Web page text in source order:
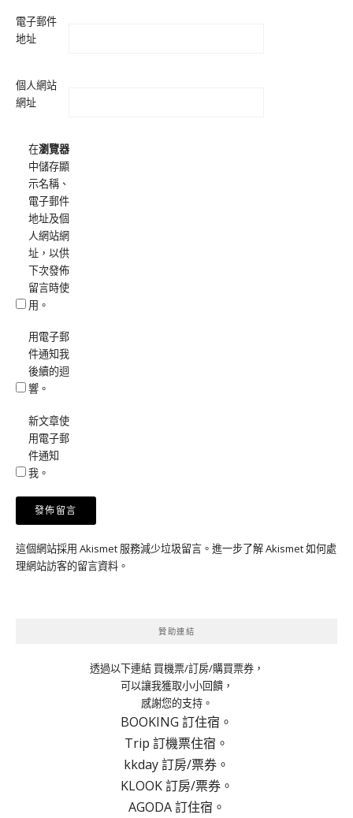
電子郵件
地址
個人網站
網址
在瀏覽器
中儲存顯
示名稱、
電子郵件
地址及個
人網站網
址，以供
下次發佈
留言時使
用。
用電子郵
件通知我
後續的迴
響。
新文章使
用電子郵
件通知
我。
這個網站採用 Akismet 服務減少垃圾留言。 進一步了解 Akismet 如何處
理網站訪客的留言資料 。
贊助連結
透過以下連結 買機票/訂房/購買票券，
可以讓我獲取小小回饋，
感謝您的支持。
BOOKING 訂住宿。
Trip 訂機票住宿。
kkday 訂房/票券。
KLOOK 訂房/票券。
AGODA 訂住宿。